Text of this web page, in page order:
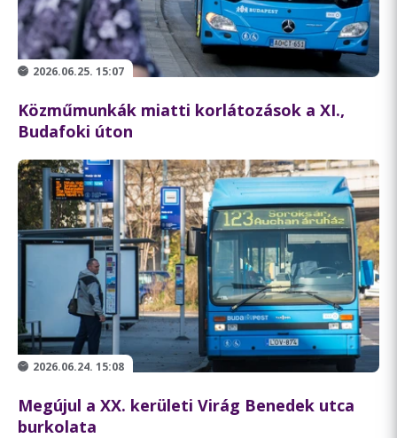
2026.06.25. 15:07
Közműmunkák miatti korlátozások a XI.,
Budafoki úton
2026.06.24. 15:08
Megújul a XX. kerületi Virág Benedek utca
burkolata